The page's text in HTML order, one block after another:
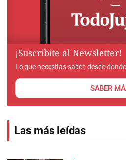
¡Suscribite al Newsletter!
Lo que necesitas saber, desde
SABER
Las más leídas